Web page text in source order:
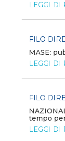
LEGGI DI
FILO
MASE:
LEGGI DI
FILO
tempo
LEGGI DI